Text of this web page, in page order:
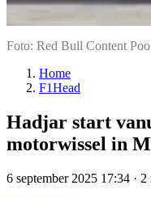
Foto: Red Bull Content
Home
F1Head
Hadjar start
motorwissel in
6 september 2025 17:34 · 2